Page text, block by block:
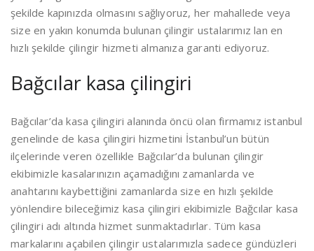
şekilde kapınızda olmasını sağlıyoruz, her mahallede veya
size en yakın konumda bulunan çilingir ustalarımız lan en
hızlı şekilde çilingir hizmeti almanıza garanti ediyoruz.
Bağcılar kasa çilingiri
Bağcılar’da kasa çilingiri alanında öncü olan firmamız istanbul
genelinde de kasa çilingiri hizmetini İstanbul’un bütün
ilçelerinde veren özellikle Bağcılar’da bulunan çilingir
ekibimizle kasalarınızın açamadığını zamanlarda ve
anahtarını kaybettiğini zamanlarda size en hızlı şekilde
yönlendire bileceğimiz kasa çilingiri ekibimizle Bağcılar kasa
çilingiri adı altında hizmet sunmaktadırlar. Tüm kasa
markalarını açabilen çilingir ustalarımızla sadece gündüzleri